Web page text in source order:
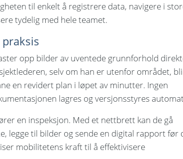
til enkelt å registrere data, navigere i
tydelig med hele teamet.
opp bilder av uventede grunnforhold
selv om han er utenfor området,
en revidert plan i løpet av minutter. Ingen
lagres og versjonsstyres
en inspeksjon. Med et nettbrett kan de gå
legge til bilder og sende en digital rapport før
mobilitetens kraft til å effektivisere